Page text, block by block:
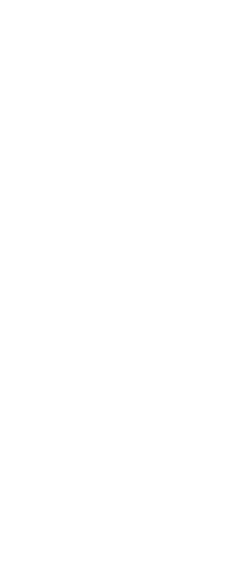
バッグ ポシェ